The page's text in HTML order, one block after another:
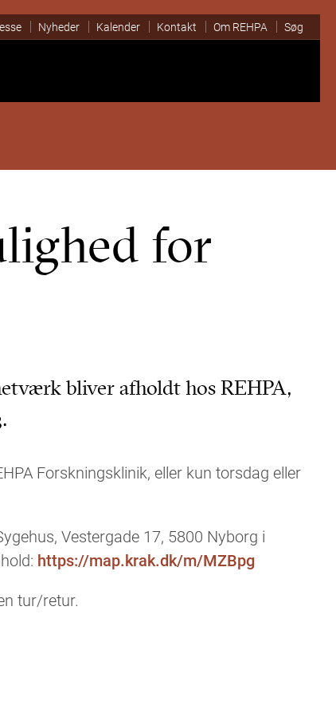
for
bliver afholdt hos REHPA,
Forskningsklinik, eller kun torsdag eller
Vestergade 17, 5800 Nyborg i
https://map.krak.dk/m/MZBpg
tur/retur.
Nyheder Kalender Kontakt Om REHPA Søg